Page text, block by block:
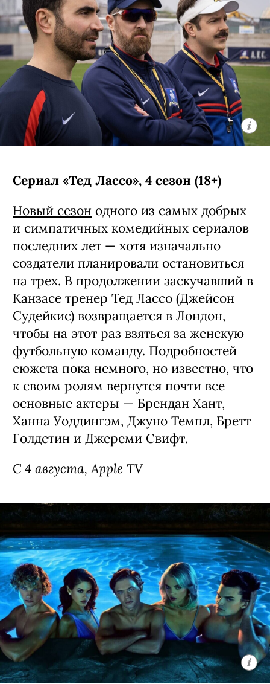
Сериал «Тед Лассо», 4 сезон (18+)
Новый сезон одного из самых добрых
и симпатичных комедийных сериалов
последних лет — хотя изначально
создатели планировали остановиться
на трех. В продолжении заскучавший в
Канзасе тренер Тед Лассо (Джейсон
Судейкис) возвращается в Лондон,
чтобы на этот раз взяться за женскую
футбольную команду. Подробностей
сюжета пока немного, но известно, что
к своим ролям вернутся почти все
основные актеры — Брендан Хант,
Ханна Уоддингэм, Джуно Темпл, Бретт
Голдстин и Джереми Свифт.
С 4 августа, Apple TV